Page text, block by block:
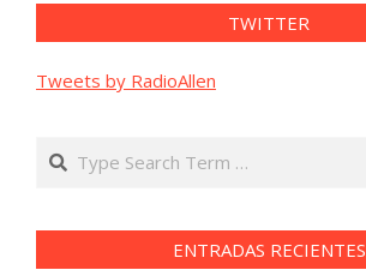
TWITTER
Tweets by RadioAllen
Search
ENTRADAS RECIENTES